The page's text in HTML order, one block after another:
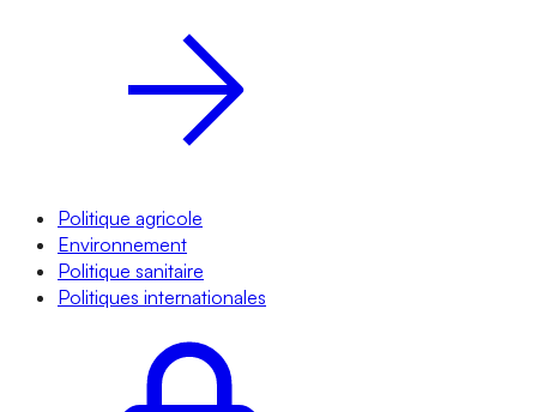
Politique agricole
Environnement
Politique sanitaire
Politiques internationales